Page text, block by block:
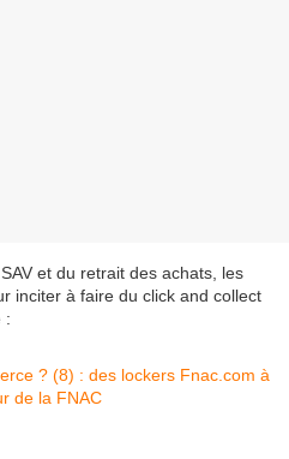
et du retrait des achats, les
inciter à faire du click and collect
: